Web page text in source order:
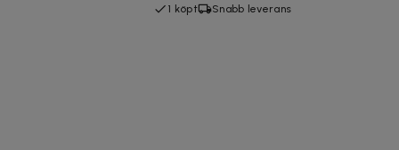
1 köpt Snabb leverans